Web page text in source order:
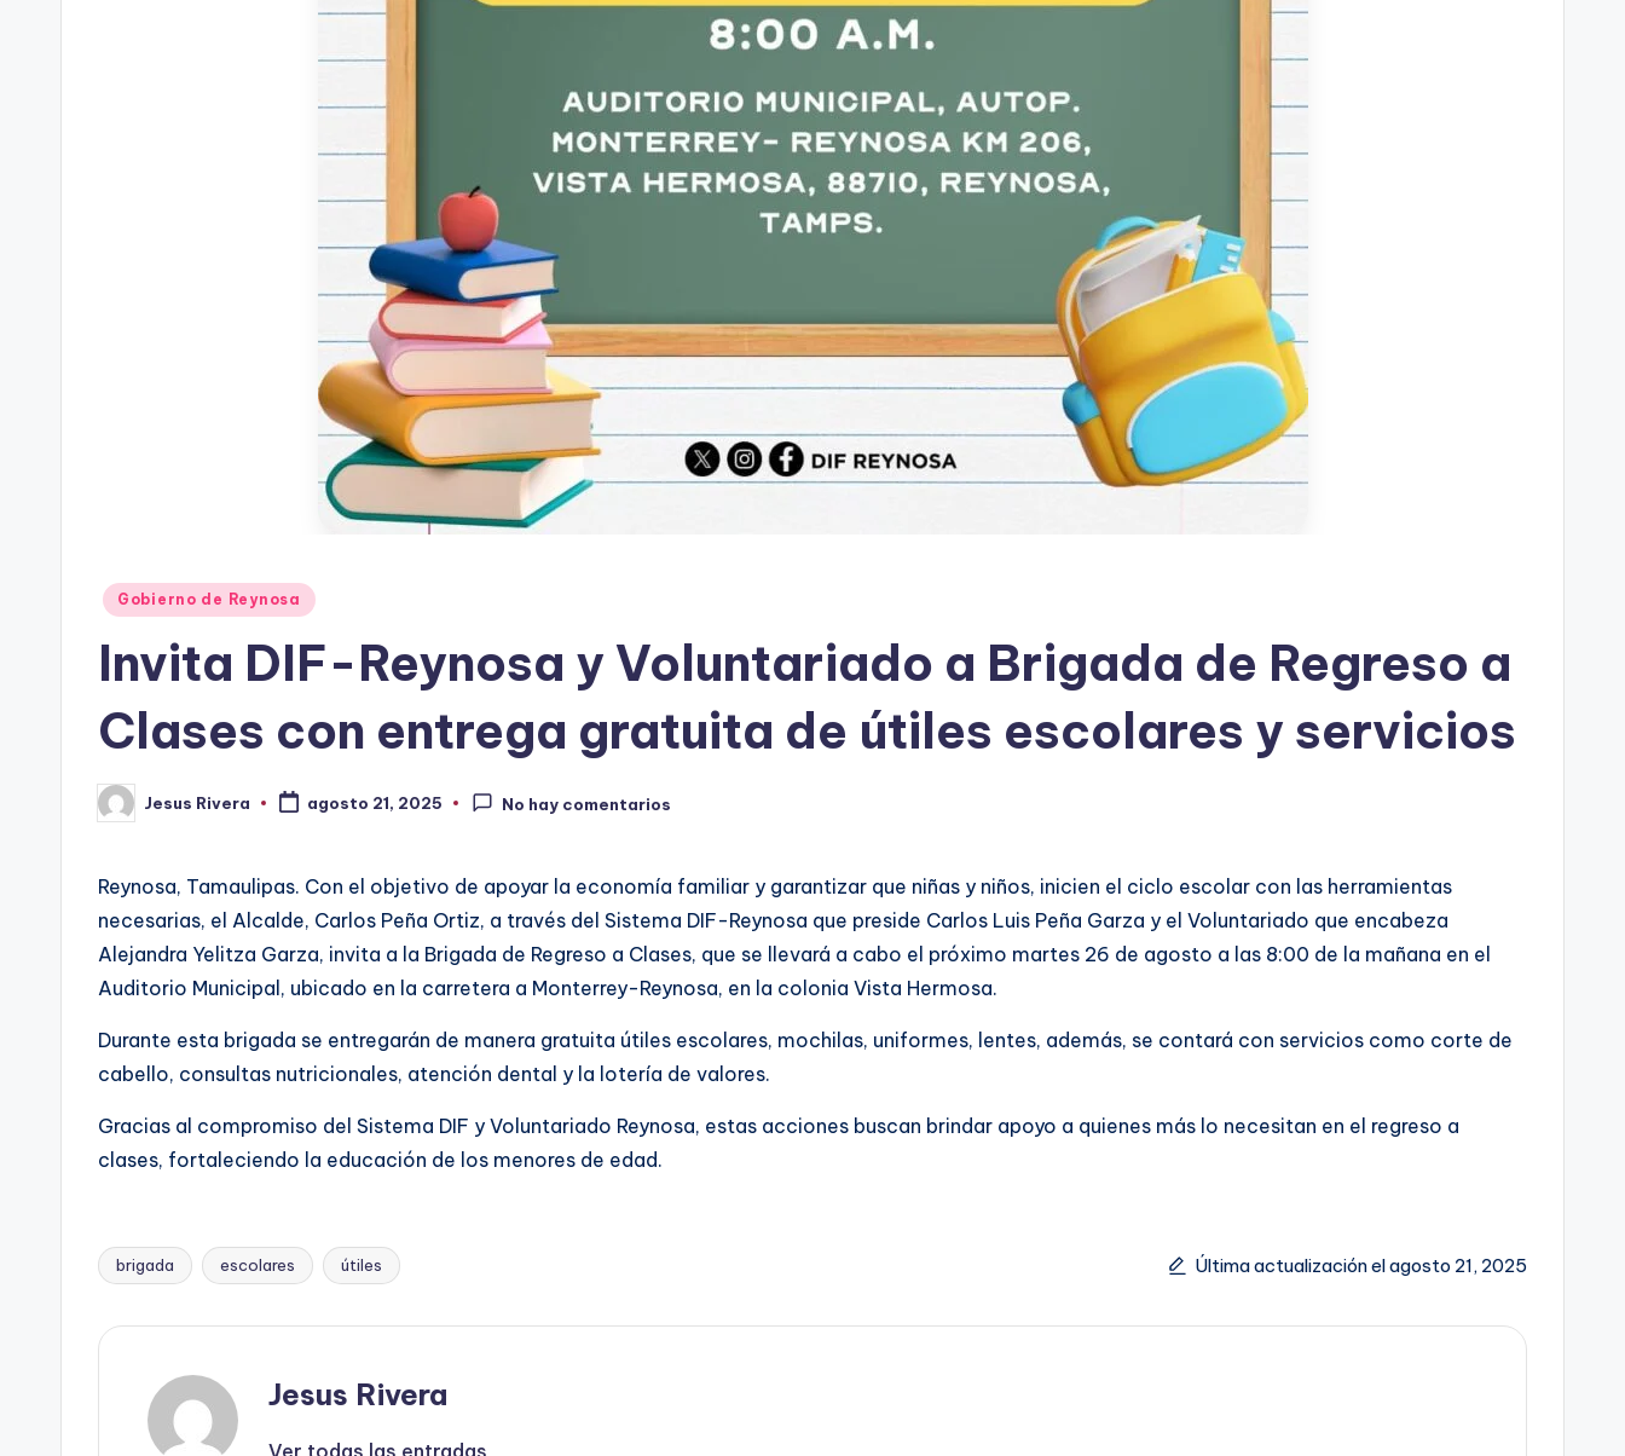
Publicado
Gobierno de Reynosa
Invita DIF-Reynosa y Voluntariado a Brigada de Regreso a
Clases con entrega gratuita de útiles escolares y servicios
Publicado
por
Jesus Rivera agosto 21, 2025 No hay comentarios
Reynosa, Tamaulipas. Con el objetivo de apoyar la economía familiar y garantizar que niñas y niños, inicien el ciclo escolar con las herramientas
necesarias, el Alcalde, Carlos Peña Ortiz, a través del Sistema DIF-Reynosa que preside Carlos Luis Peña Garza y el Voluntariado que encabeza
Alejandra Yelitza Garza, invita a la Brigada de Regreso a Clases, que se llevará a cabo el próximo martes 26 de agosto a las 8:00 de la mañana en el
Auditorio Municipal, ubicado en la carretera a Monterrey-Reynosa, en la colonia Vista Hermosa.
Durante esta brigada se entregarán de manera gratuita útiles escolares, mochilas, uniformes, lentes, además, se contará con servicios como corte de
cabello, consultas nutricionales, atención dental y la lotería de valores.
Gracias al compromiso del Sistema DIF y Voluntariado Reynosa, estas acciones buscan brindar apoyo a quienes más lo necesitan en el regreso a
clases, fortaleciendo la educación de los menores de edad.
Etiquetas:
brigada escolares útiles Última actualización el agosto 21, 2025
Jesus Rivera
Ver todas las entradas